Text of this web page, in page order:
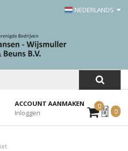
NEDERLANDS
ACCOUNT AANMAKEN
Inloggen
0Mijn
Offerte
0